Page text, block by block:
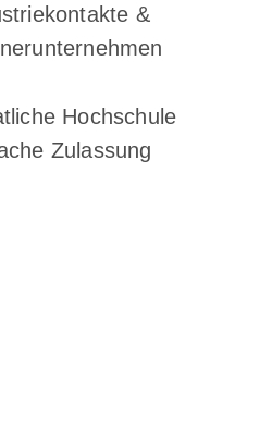
&
Hochschule
Zulassung